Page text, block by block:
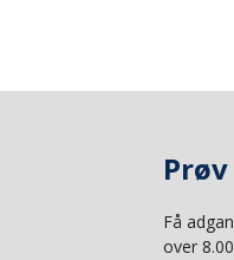
Få
over